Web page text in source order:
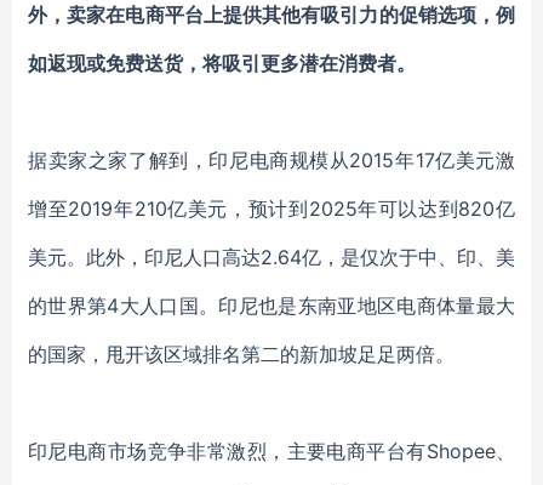
外，卖家在电商平台上提供其他有吸引力的促销选项，例
如返现或免费送货，将吸引更多潜在消费者。
据卖家之家了解到，印尼电商规模从2015年17亿美元激
增至2019年210亿美元，预计到2025年可以达到820亿
美元。此外，印尼人口高达2.64亿，是仅次于中、印、美
的世界第4大人口国。印尼也是东南亚地区电商体量最大
的国家，甩开该区域排名第二的新加坡足足两倍。
印尼电商市场竞争非常激烈，主要电商平台有Shopee、